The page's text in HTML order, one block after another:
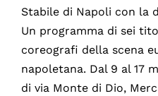
Stabile di Napoli con la
Un programma di sei
coreografi della scena
napoletana. Dal 9 al 17
di via Monte di Dio,